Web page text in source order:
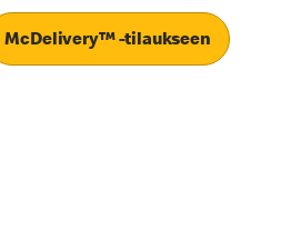
McDelivery™ -tilaukseen